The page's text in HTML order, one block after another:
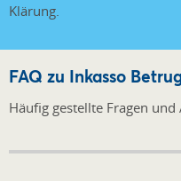
Klärung.
FAQ zu Inkasso
Häufig gestellte Fragen